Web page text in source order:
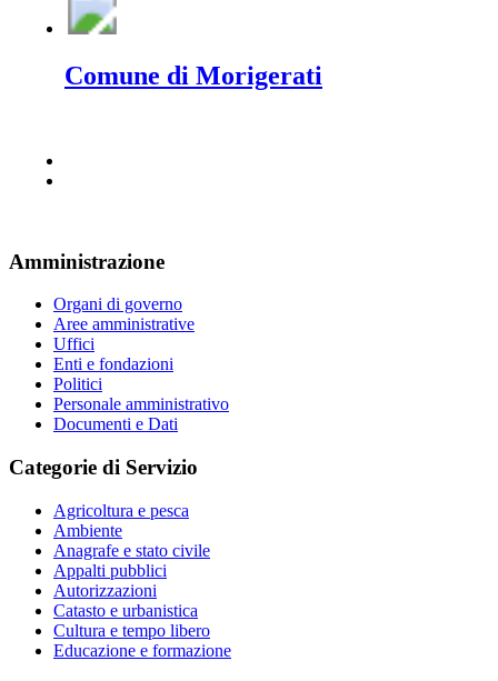
Comune di Morigerati
Amministrazione
Organi di governo
Aree amministrative
Uffici
Enti e fondazioni
Politici
Personale amministrativo
Documenti e Dati
Categorie di Servizio
Agricoltura e pesca
Ambiente
Anagrafe e stato civile
Appalti pubblici
Autorizzazioni
Catasto e urbanistica
Cultura e tempo libero
Educazione e formazione